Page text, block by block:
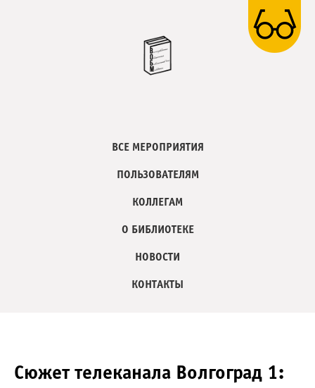
ВСЕ МЕРОПРИЯТИЯ
ПОЛЬЗОВАТЕЛЯМ
КОЛЛЕГАМ
О БИБЛИОТЕКЕ
НОВОСТИ
КОНТАКТЫ
Сюжет телеканала Волгоград 1: